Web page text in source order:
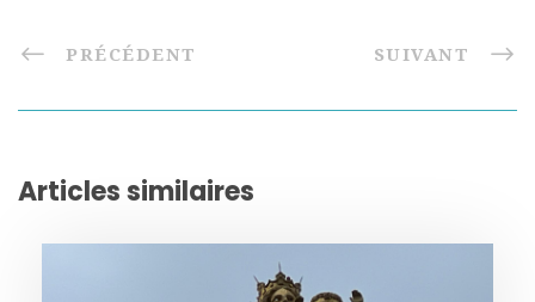
PRÉCÉDENT SUIVANT
Articles similaires